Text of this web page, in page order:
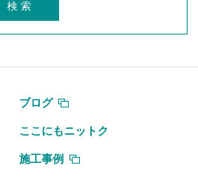
ブログ
ここにもニットク
施工事例